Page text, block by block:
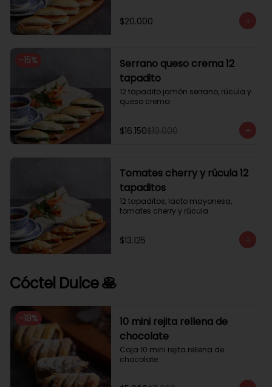
$20.000
-15%
Serrano queso crema 12
tapadito
12 tapadito jamón serrano, rúcula y
queso crema
$16.150$19.000
Tomates cherry y rúcula 12
tapaditos
12 tapaditos, lacto mayonesa,
tomates cherry y rúcula.
$13.125
Cóctel Dulce 🥞
-18%
10 mini rejita rellena de
chocolate
Caja 10 mini rejita rellena de
chocolate